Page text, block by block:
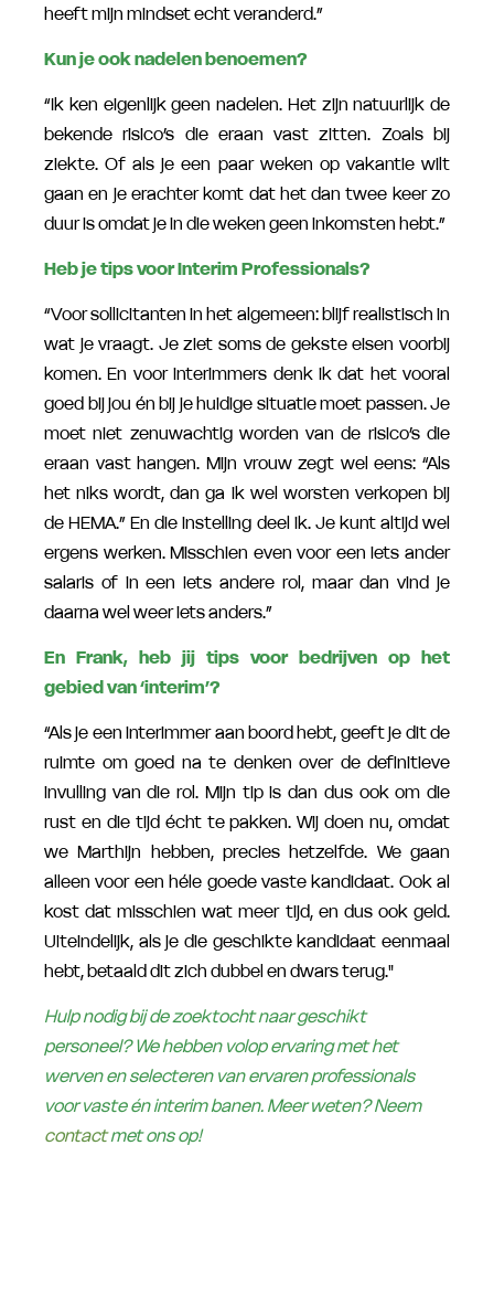
heeft mijn mindset echt veranderd.”
Kun je ook nadelen benoemen?
“Ik ken eigenlijk geen nadelen. Het zijn natuurlijk de
bekende risico’s die eraan vast zitten. Zoals bij
ziekte. Of als je een paar weken op vakantie wilt
gaan en je erachter komt dat het dan twee keer zo
duur is omdat je in die weken geen inkomsten hebt.”
Heb je tips voor Interim Professionals?
“Voor sollicitanten in het algemeen: blijf realistisch in
wat je vraagt. Je ziet soms de gekste eisen voorbij
komen. En voor interimmers denk ik dat het vooral
goed bij jou én bij je huidige situatie moet passen. Je
moet niet zenuwachtig worden van de risico’s die
eraan vast hangen. Mijn vrouw zegt wel eens: “Als
het niks wordt, dan ga ik wel worsten verkopen bij
de HEMA.” En die instelling deel ik. Je kunt altijd wel
ergens werken. Misschien even voor een iets ander
salaris of in een iets andere rol, maar dan vind je
daarna wel weer iets anders.”
En Frank, heb jij tips voor bedrijven op het
gebied van ‘interim’?
“Als je een interimmer aan boord hebt, geeft je dit de
ruimte om goed na te denken over de definitieve
invulling van die rol. Mijn tip is dan dus ook om die
rust en die tijd écht te pakken. Wij doen nu, omdat
we Marthijn hebben, precies hetzelfde. We gaan
alleen voor een héle goede vaste kandidaat. Ook al
kost dat misschien wat meer tijd, en dus ook geld.
Uiteindelijk, als je die geschikte kandidaat eenmaal
hebt, betaald dit zich dubbel en dwars terug."
Hulp nodig bij de zoektocht naar geschikt
personeel? We hebben volop ervaring methet
werven en selecteren van ervaren professionals
voor vaste én interim banen. Meer weten? Neem
contactmet ons op!